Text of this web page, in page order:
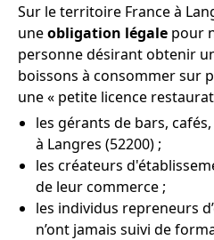
Sur le territoire France à
uneobligation légale pour
personne désirant obtenir
boissons à consommer sur
une « petite licence
les gérants de bars,
à Langres (52200) ;
les créateurs
de leur commerce ;
les individus repreneurs
n’ont jamais suivi de